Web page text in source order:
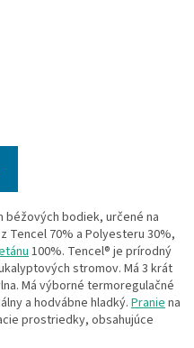
bodiek, určené na
Tencel 70% a Polyesteru 30%,
100%. Tencel® je prírodný
stromov. Má 3 krát
Má výborné termoregulačné
a hodvábne hladký. Praniena
prostriedky, obsahujúce